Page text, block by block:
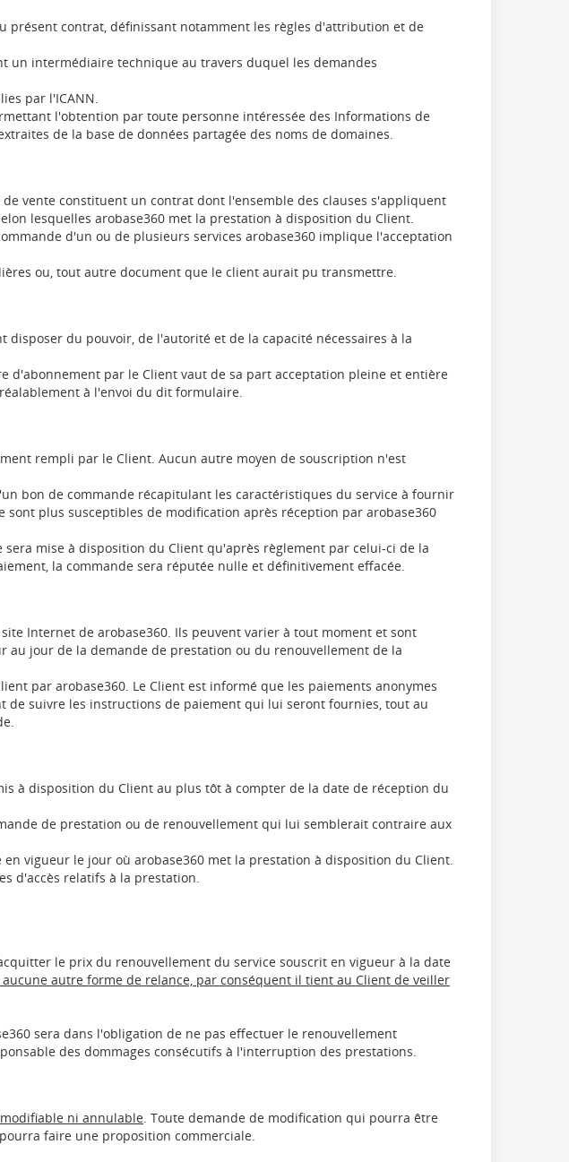
présent contrat, définissant notamment les règles d'attribution et de
un intermédiaire technique au travers duquel les demandes
par l'ICANN.
l'obtention par toute personne intéressée des Informations de
de la base de données partagée des noms de domaines.
vente constituent un contrat dont l'ensemble des clauses s'appliquent
lesquelles arobase360 met la prestation à disposition du Client.
d'un ou de plusieurs services arobase360 implique l'acceptation
ou, tout autre document que le client aurait pu transmettre.
du pouvoir, de l'autorité et de la capacité nécessaires à la
d'abonnement par le Client vaut de sa part acceptation pleine et entière
à l'envoi du dit formulaire.
rempli par le Client. Aucun autre moyen de souscription n'est
bon de commande récapitulant les caractéristiques du service à fournir
sont plus susceptibles de modification après réception par arobase360
mise à disposition du Client qu'après règlement par celui-ci de la
la commande sera réputée nulle et définitivement effacée.
Internet de arobase360. Ils peuvent varier à tout moment et sont
au jour de la demande de prestation ou du renouvellement de la
par arobase360. Le Client est informé que les paiements anonymes
suivre les instructions de paiement qui lui seront fournies, tout au
à disposition du Client au plus tôt à compter de la date de réception du
de prestation ou de renouvellement qui lui semblerait contraire aux
vigueur le jour où arobase360 met la prestation à disposition du Client.
d'accès relatifs à la prestation.
le prix du renouvellement du service souscrit en vigueur à la date
aucune autre forme de relance, par conséquent il tient au Client de veiller
sera dans l'obligation de ne pas effectuer le renouvellement
des dommages consécutifs à l'interruption des prestations.
ni annulable. Toute demande de modification qui pourra être
faire une proposition commerciale.